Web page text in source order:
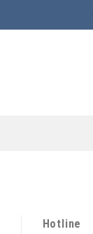
Hotline